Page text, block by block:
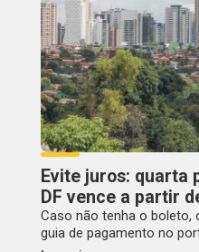
Evite juros: quarta
DF vence a partir
Caso não tenha o boleto,
guia de pagamento no